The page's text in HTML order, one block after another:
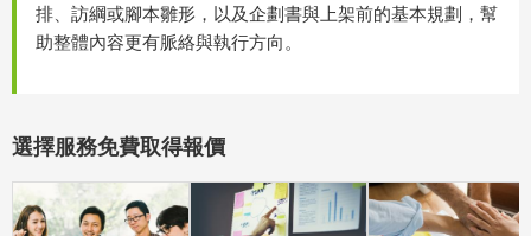
排、訪綱或腳本雛形，以及企劃書與上架前的基本規劃，幫
助整體內容更有脈絡與執行方向。
選擇服務免費取得報價